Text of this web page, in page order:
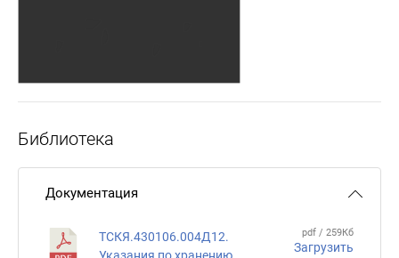
Библиотека
Документация
ТСКЯ.430106.004Д12.
pdf / 259Кб
Загрузить